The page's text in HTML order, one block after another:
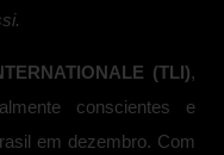
(TLI),
conscientes e
em dezembro. Com